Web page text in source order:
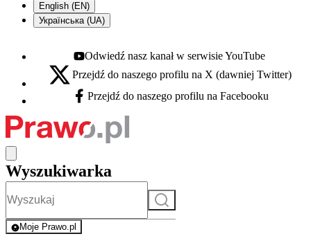
English (EN)
Українська (UA)
Youtube - otwiera się w nowej karcie
Odwiedź nasz kanał w serwisie YouTube
X - otwiera się w nowej karcie
Przejdź do naszego profilu na X (dawniej Twitter)
Facebook - otwiera się w nowej karcie
Przejdź do naszego profilu na Facebooku
Wyszukiwarka
Szukaj
Moje Prawo.pl
- rejestracja i logowanie do serwisu